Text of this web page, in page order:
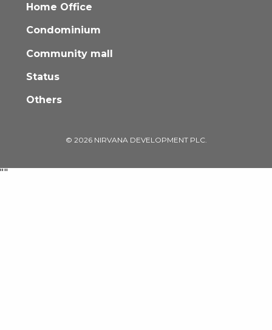
Home Office
Condominium
Community mall
Status
Others
© 2026 NIRVANA DEVELOPMENT PLC.
""